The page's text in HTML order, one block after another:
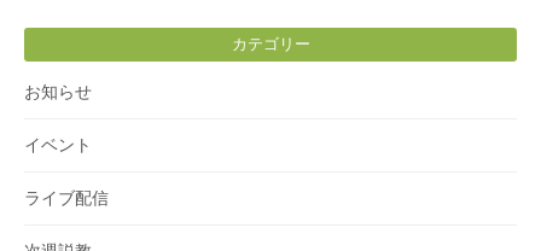
カテゴリー
お知らせ
イベント
ライブ配信